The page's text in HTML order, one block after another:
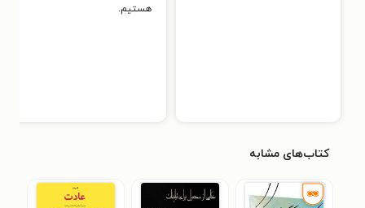
هستیم.
کتاب‌های مشابه